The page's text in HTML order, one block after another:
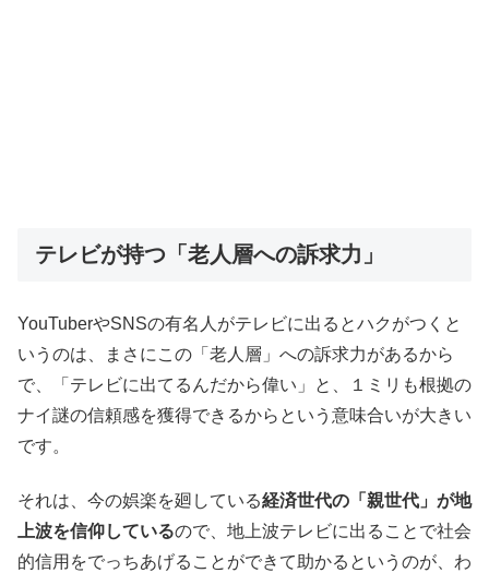
テレビが持つ「老人層への訴求力」
YouTuberやSNSの有名人がテレビに出るとハクがつくと
いうのは、まさにこの「老人層」への訴求力があるから
で、「テレビに出てるんだから偉い」と、１ミリも根拠の
ナイ謎の信頼感を獲得できるからという意味合いが大きい
です。
それは、今の娯楽を廻している経済世代の「親世代」が地
上波を信仰しているので、地上波テレビに出ることで社会
的信用をでっちあげることができて助かるというのが、わ